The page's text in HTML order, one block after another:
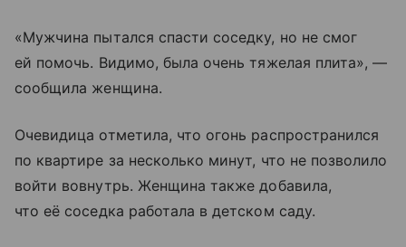
«Мужчина пытался спасти соседку, но не смог
ей помочь. Видимо, была очень тяжелая плита», —
сообщила женщина.
Очевидица отметила, что огонь распространился
по квартире за несколько минут, что не позволило
войти вовнутрь. Женщина также добавила,
что её соседка работала в детском саду.